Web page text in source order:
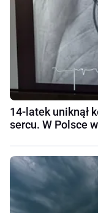
14-latek uniknął
sercu. W Polsce